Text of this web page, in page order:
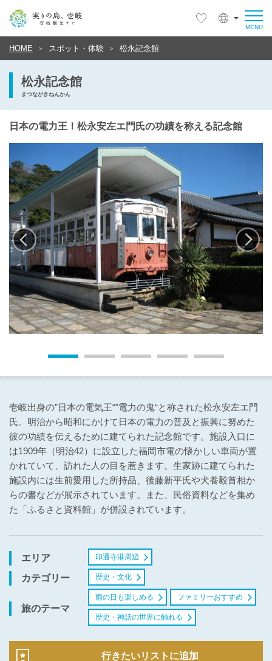
HOME スポット・体験 松永記念館
松永記念館
まつながきねんかん
日本の電力王！松永安左エ門氏の功績を称える記念館
壱岐出身の”日本の電気王“”電力の鬼“と称された松永安左エ門
氏。明治から昭和にかけて日本の電力の普及と振興に努めた
彼の功績を伝えるために建てられた記念館です。施設入口に
は1909年（明治42）に設立した福岡市電の懐かしい車両が置
かれていて、訪れた人の目を惹きます。生家跡に建てられた
施設内には生前愛用した所持品、後藤新平氏や犬養毅首相か
らの書などが展示されています。また、民俗資料などを集め
た「ふるさと資料館」が併設されています。
エリア 印通寺港周辺
カテゴリー 歴史・文化
旅のテーマ
雨の日も楽しめる ファミリーおすすめ
歴史・神話の世界に触れる
行きたいリストに追加